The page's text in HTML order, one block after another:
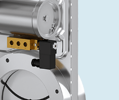
泄压/排气阀
气体计量/漏气阀
3位置真空阀
真空止回阀
快关 / 束流阻挡器阀
真空全金属阀
化学气相沉积
OLED喷墨打印
半导体无尘系统
真空灭菌
药品冷冻干燥
研究
您的应用
Analyst coverage
Contact for investors
News services